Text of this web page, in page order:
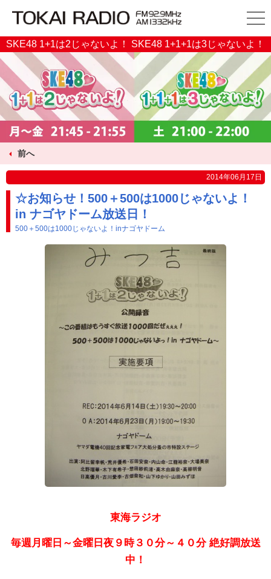
SKE48 1+1は2じゃないよ！ SKE48 1+1+1は3じゃないよ！
前へ
2014年06月17日
☆お知らせ！500＋500は1000じゃないよ！
in ナゴヤドーム放送日！
500＋500は1000じゃないよ！inナゴヤドーム
東海ラジオ
毎週月曜日～金曜日夜９時３０分～４０分 絶好調放送
中！